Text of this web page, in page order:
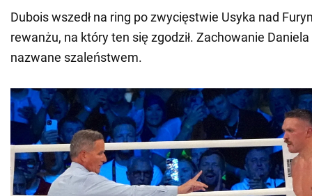
Dubois wszedł na ring po zwycięstwie Usyka nad
rewanżu, na który ten się zgodził. Zachowanie Daniela
nazwane szaleństwem.